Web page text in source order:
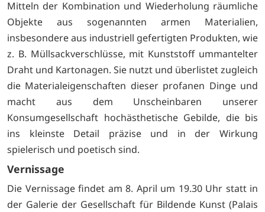
Mitteln der Kombination und Wiederholung räumliche
Objekte aus sogenannten armen Materialien,
insbesondere aus industriell gefertigten Produkten, wie
z. B. Müllsackverschlüsse, mit Kunststoff ummantelter
Draht und Kartonagen. Sie nutzt und überlistet zugleich
die Materialeigenschaften dieser profanen Dinge und
macht aus dem Unscheinbaren unserer
Konsumgesellschaft hochästhetische Gebilde, die bis
ins kleinste Detail präzise und in der Wirkung
spielerisch und poetisch sind.
Vernissage
Die Vernissage findet am 8. April um 19.30 Uhr statt in
der Galerie der Gesellschaft für Bildende Kunst (Palais